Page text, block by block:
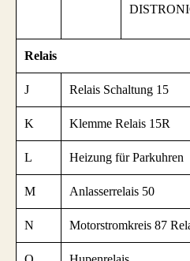
Relais
J Relais Schaltung 15
K Klemme Relais 15R
L Heizung für Parkuhren
M Anlasserrelais 50
N Motorstromkreis 87